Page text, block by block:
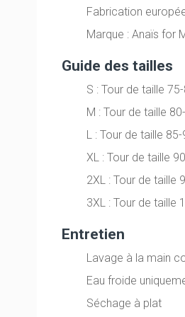
Fabrication
Marque : Anaïs for
Guide des tailles
S : Tour de taille
M : Tour de taille
L : Tour de taille
XL : Tour de taille
2XL : Tour de taille
3XL : Tour de taille
Entretien
Lavage à la main
Eau froide
Séchage à plat